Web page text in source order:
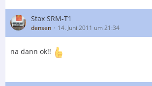
Stax SRM-T1
densen 14. Juni 2011 um 21:34
na dann ok!!